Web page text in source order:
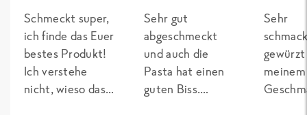
Schmeckt super,
ich finde das Euer
bestes Produkt!
Ich verstehe
nicht, wieso das
Sehr gut
abgeschmeckt
und auch die
Pasta hat einen
guten Biss.
Sehr
meinem